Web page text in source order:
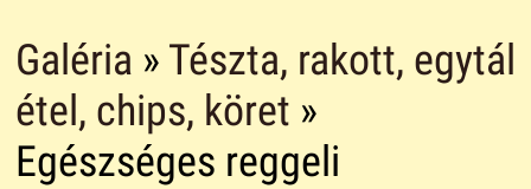
Galéria » Tészta, rakott, egytál
étel, chips, köret »
Egészséges reggeli